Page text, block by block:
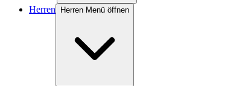
Herren Herren Menü öffnen